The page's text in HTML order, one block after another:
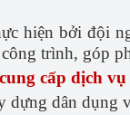
Sáng kiến
Tin tức
Thống
hiện bởi đội
trình, góp
cấp dịch
dựng dân dụng